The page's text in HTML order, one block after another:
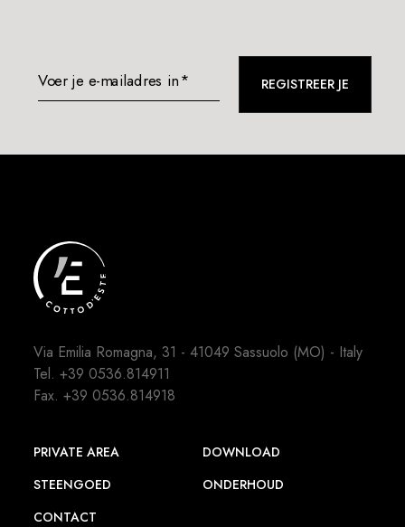
Voer je e-mailadres in* REGISTREER JE
Via Emilia Romagna, 31 - 41049 Sassuolo (MO) - Italy
Tel.+39 0536.814911
Fax. +39 0536.814918
PRIVATE AREA
DOWNLOAD
STEENGOED
ONDERHOUD
CONTACT